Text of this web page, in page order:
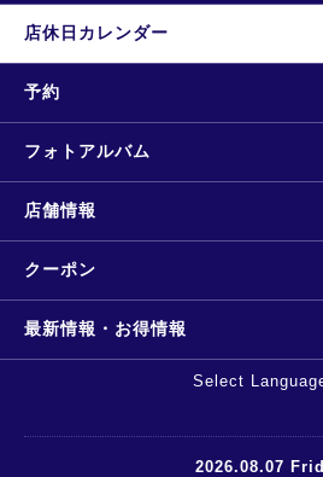
店休日カレンダー
予約
フォトアルバム
店舗情報
クーポン
最新情報・お得情報
Select
2026.08.07